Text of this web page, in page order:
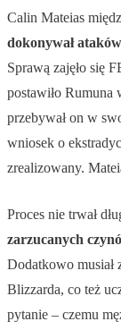
Calin Mateias
dokonywał
Sprawą zajęło się
postawiło Rumuna
przebywał on w
wniosek o
zrealizowany.
Proces nie trwał
zarzucanych
Dodatkowo musiał
Blizzarda, co też
pytanie – czemu